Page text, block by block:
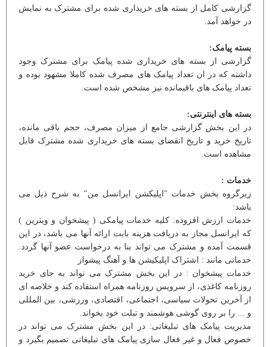
گزارشی کامل از بسته های خریداری شده برای مشترک به نمایش
در خواهد آمد.
بسته پیامک:
گزارشی از بسته های خریداری شده پیامک برای مشترک وجود
داشته که در ان تعداد پیامک های مصرف شده کاملا مشهود بوده و
تعداد پیامک های باقیمانده نیز مشخص شده است.
بسته های اینترنتی:
در این بخش گزارشی جامع از میزان مصرف، حجم باقی مانده،
تاریخ خرید و تاریخ انقضای بسته های خریداری شده مشترک قابل
مشاهده است.
خدمات :
زیرگروه بخش خدمات "اپلیکشن ایرانسل من" به شرح ذیل می
باشد:
خدمات ارزش افزوده: کلیه خدمات پیامکی ( پیشخوان و ویترین )
که ایرانسل مجاز به دریافت هزینه بابت ارائه آنها می باشد، در این
قسمت آمده و مشترک می تواند بنا به درخواست عضو آنها گردد.
خدماتی مانند : اشتراک اپلیکیشن ها و آهنگ پیشواز
خدمات پیشخوان : در این بخش مشترک می تواند به جای خرید
روزنامه کاغذی، از سرویس روزنامه همراه استفاده کند و خلاصه ای
از آخرین تحولات سیاسی، اجتماعی، اقتصادی، ورزشی، بین المللی
و ... را بر روی گوشی هوشمند و تبلت خود بخواند.
مدیریت پیامک های تبلیغاتی: در این بخش مشترک می تواند در
خصوص فعال و غیر فعال سازی پیامک های تبلیغاتی تصمیم بگیرد و